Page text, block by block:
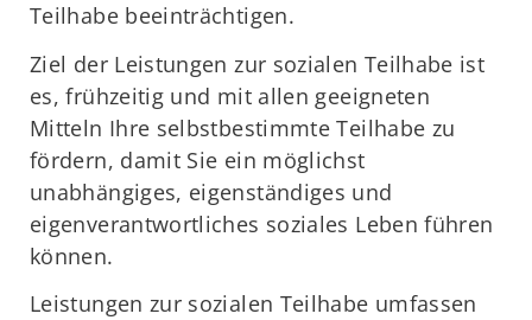
Teilhabe beeinträchtigen.
Ziel der Leistungen zur sozialen Teilhabe ist
es, frühzeitig und mit allen geeigneten
Mitteln Ihre selbstbestimmte Teilhabe zu
fördern, damit Sie ein möglichst
unabhängiges, eigenständiges und
eigenverantwortliches soziales Leben führen
können.
Leistungen zur sozialen Teilhabe umfassen